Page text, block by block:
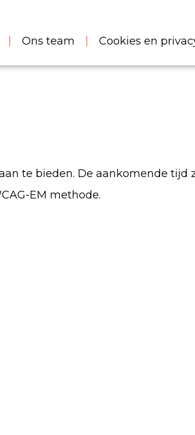
Ons team Cookies en
te bieden. De aankomende tijd
EM methode.